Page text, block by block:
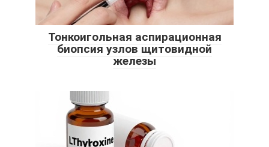
Тонкоигольная аспирационная
биопсия узлов щитовидной
железы